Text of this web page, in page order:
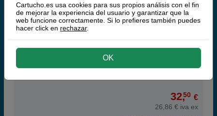
Lexmark 11A3550 cinta nylon entintada negra
32,50 €
26,86 € iva ex
Cartucho.es usa cookies para sus propios análisis con el fin
de mejorar la experiencia del usuario y garantizar que la
web funcione correctamente. Si lo prefieres también puedes
hacer click en rechazar.
OK